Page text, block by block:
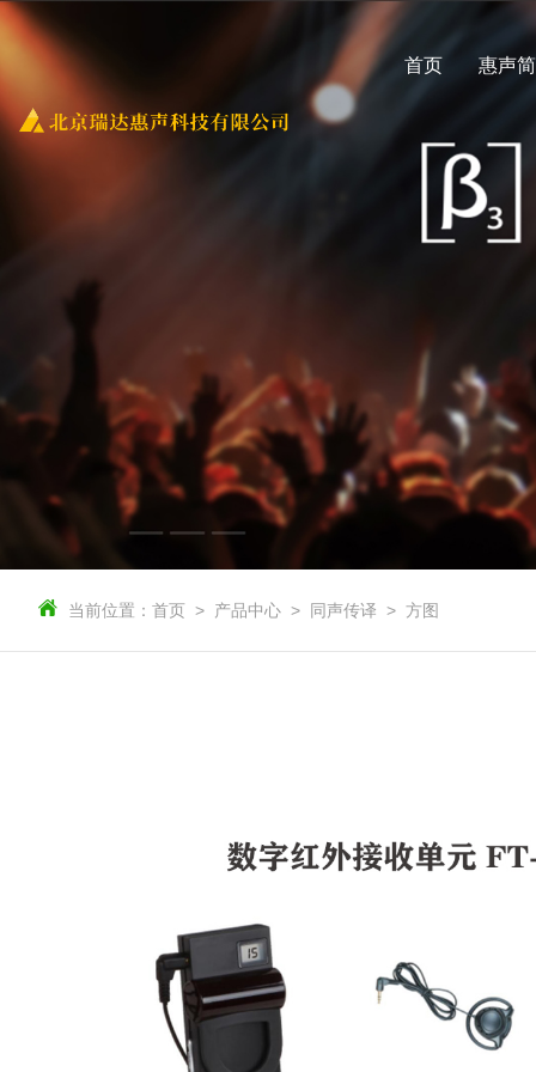
首页 惠声
当前位置： 首页 产品中心 同声传译 方图